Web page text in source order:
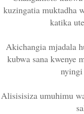
kuzingatia muktadha
katika
Akichangia mjadala
kubwa sana kwenye
Alisisisiza umuhimu